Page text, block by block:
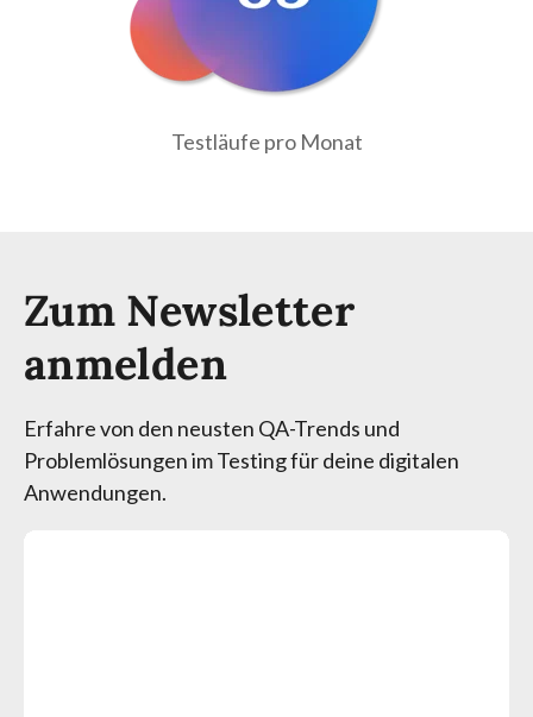
Testläufe pro Monat
Zum Newsletter
anmelden
Erfahre von den neusten QA-Trends und
Problemlösungen im Testing für deine digitalen
Anwendungen.